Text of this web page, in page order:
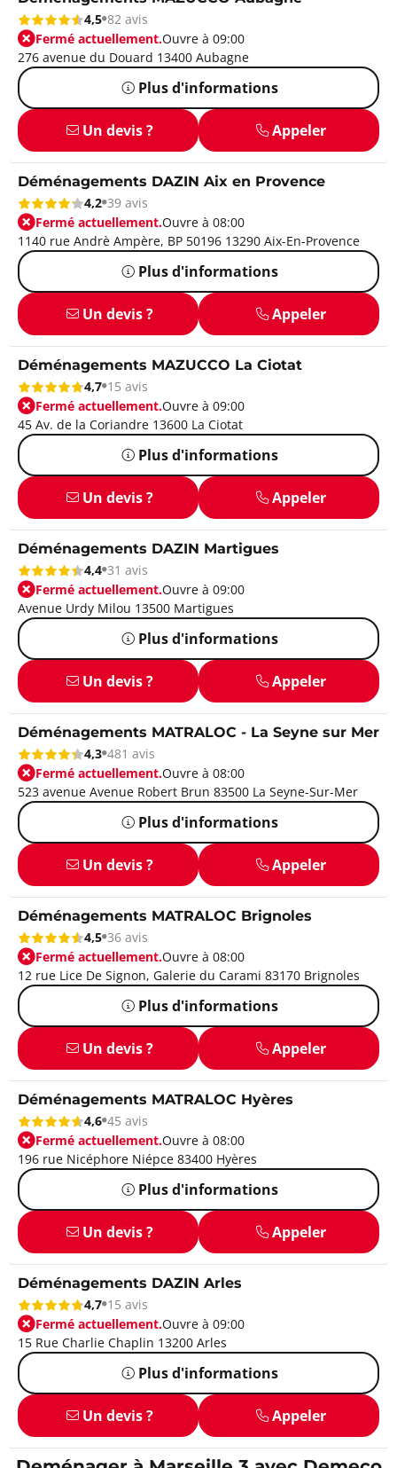
4,5 82 avis
Fermé actuellement.Ouvre à 09:00
276 avenue du Douard 13400 Aubagne
Plus d'informations
Un devis ? Appeler
Déménagements DAZIN Aix en Provence
4,2 39 avis
Fermé actuellement.Ouvre à 08:00
1140 rue Andrè Ampère, BP 50196 13290 Aix-En-Provence
Plus d'informations
Un devis ? Appeler
Déménagements MAZUCCO La Ciotat
4,7 15 avis
Fermé actuellement.Ouvre à 09:00
45 Av. de la Coriandre 13600 La Ciotat
Plus d'informations
Un devis ? Appeler
Déménagements DAZIN Martigues
4,4 31 avis
Fermé actuellement.Ouvre à 09:00
Avenue Urdy Milou 13500 Martigues
Plus d'informations
Un devis ? Appeler
Déménagements MATRALOC - La Seyne sur Mer
4,3 481 avis
Fermé actuellement.Ouvre à 08:00
523 avenue Avenue Robert Brun 83500 La Seyne-Sur-Mer
Plus d'informations
Un devis ? Appeler
Déménagements MATRALOC Brignoles
4,5 36 avis
Fermé actuellement.Ouvre à 08:00
12 rue Lice De Signon, Galerie du Carami 83170 Brignoles
Plus d'informations
Un devis ? Appeler
Déménagements MATRALOC Hyères
4,6 45 avis
Fermé actuellement.Ouvre à 08:00
196 rue Nicéphore Niépce 83400 Hyères
Plus d'informations
Un devis ? Appeler
Déménagements DAZIN Arles
4,7 15 avis
Fermé actuellement.Ouvre à 09:00
15 Rue Charlie Chaplin 13200 Arles
Plus d'informations
Un devis ? Appeler